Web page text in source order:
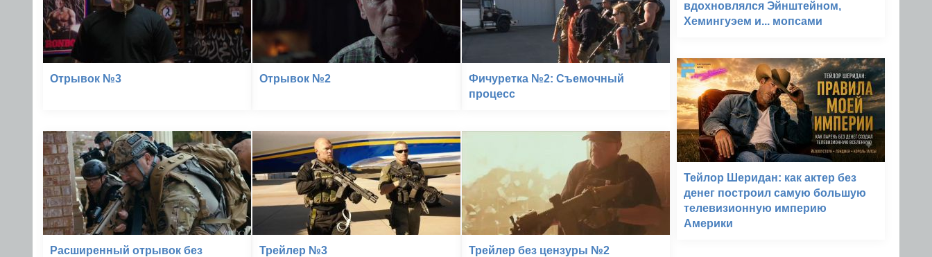
Отрывок №3 Отрывок №2
Фичуретка №2: Съемочный
процесс
Расширенный отрывок без
Трейлер №3 Трейлер без цензуры №2
вдохновлялся Эйнштейном,
Хемингуэем и... мопсами
Тейлор Шеридан: как актер без
денег построил самую большую
телевизионную империю
Америки